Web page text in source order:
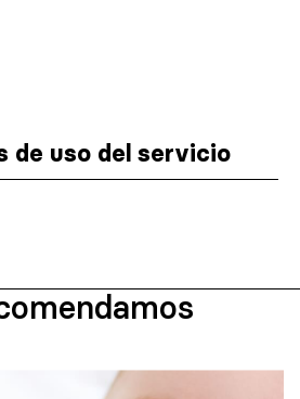
de uso del servicio